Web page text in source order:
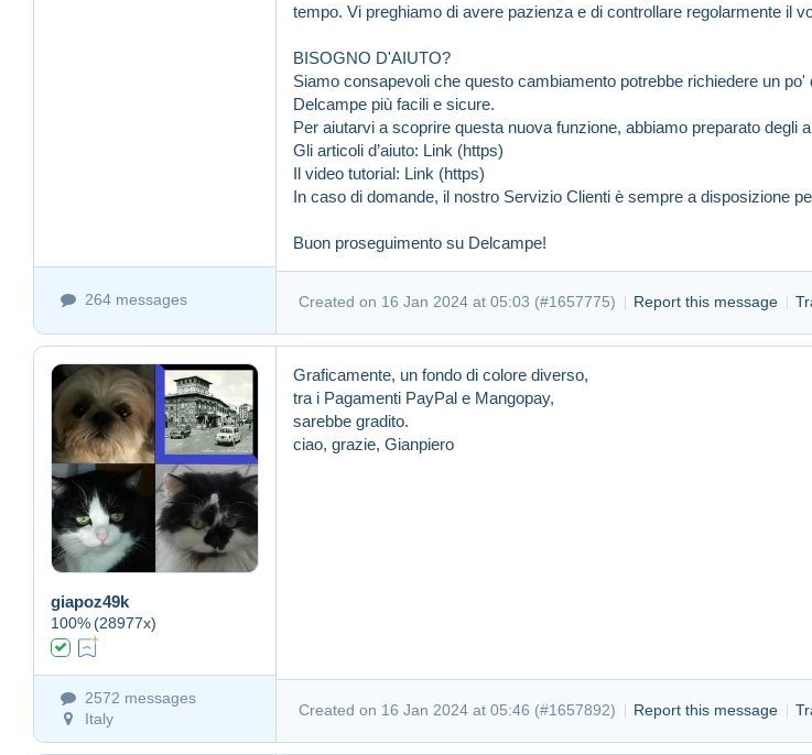
264 messages
tempo. Vi preghiamo di avere pazienza e di controllare regolarmente il
BISOGNO D'AIUTO?
Siamo consapevoli che questo cambiamento potrebbe richiedere un
Delcampe più facili e sicure.
Per aiutarvi a scoprire questa nuova funzione, abbiamo preparato degli
Gli articoli d’aiuto: Link (https)
Il video tutorial: Link (https)
In caso di domande, il nostro Servizio Clienti è sempre a disposizione
Buon proseguimento su Delcampe!
Created on 16 Jan 2024 at 05:03 (#1657775) Report this message
giapoz49k
100%(28977x)
2572 messages
Italy
Graficamente, un fondo di colore diverso,
tra i Pagamenti PayPal e Mangopay,
sarebbe gradito.
ciao, grazie, Gianpiero
Created on 16 Jan 2024 at 05:46 (#1657892) Report this message